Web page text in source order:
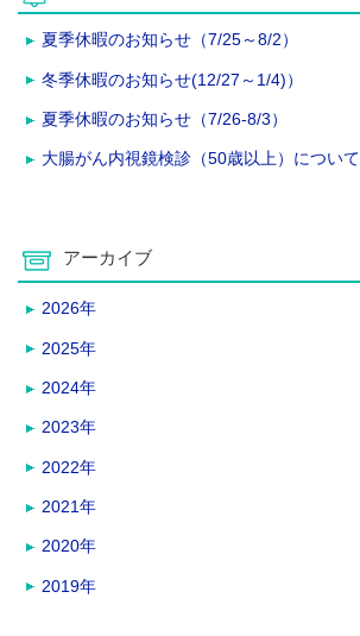
夏季休暇のお知らせ（7/25～8/2）
冬季休暇のお知らせ(12/27～1/4)）
夏季休暇のお知らせ（7/26-8/3）
大腸がん内視鏡検診（50歳以上）について
アーカイブ
2026年
2025年
2024年
2023年
2022年
2021年
2020年
2019年